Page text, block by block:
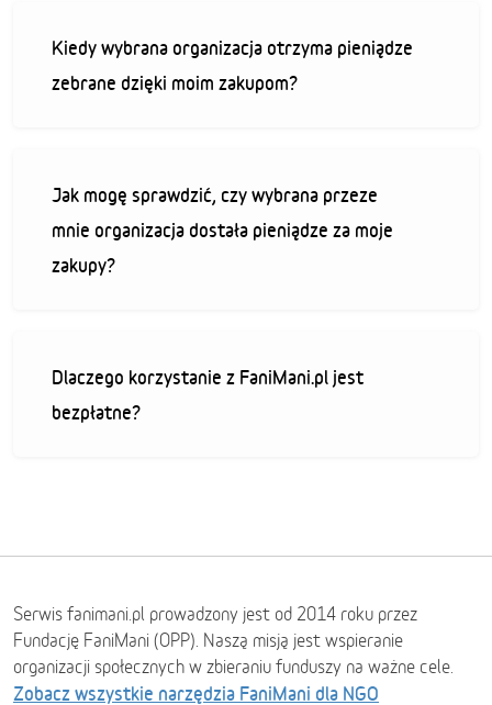
Kiedy wybrana organizacja otrzyma pieniądze
zebrane dzięki moim zakupom?
Jak mogę sprawdzić, czy wybrana przeze
mnie organizacja dostała pieniądze za moje
zakupy?
Dlaczego korzystanie z FaniMani.pl jest
bezpłatne?
Serwis fanimani.pl prowadzony jest od 2014 roku przez
Fundację FaniMani (OPP). Naszą misją jest wspieranie
organizacji społecznych w zbieraniu funduszy na ważne cele.
Zobacz wszystkie narzędzia FaniMani dla NGO